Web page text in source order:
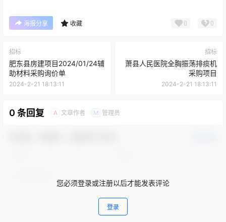
海报分享 收藏 0 0
招标
肥东县房建项目2024/01/24辅
助材料采购询价单
2024-2-21 18:13:11
招标
萧县人民医院全胸振荡排痰机
采购项目
2024-2-21 18:13:11
0 条回复 A 文章作者 M 管理员
您必须登录或注册以后才能发表评论
登录